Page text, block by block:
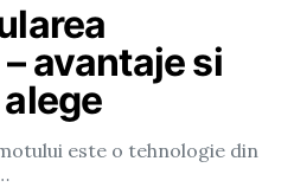
avantaje si
este o tehnologie din